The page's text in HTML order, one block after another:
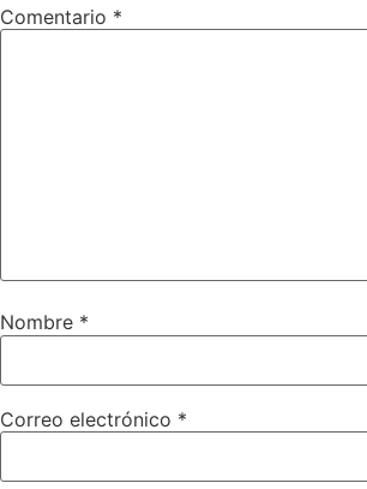
Comentario *
Nombre *
Correo electrónico *